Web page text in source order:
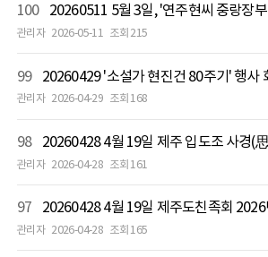
100 20260511 5월 3일, '연주현씨 중랑장부사직공파
관리자 2026-05-11 조회 215
99 20260429 '소설가 현진건 80주기' 행사
관리자 2026-04-29 조회 168
98 20260428 4월 19일 제주 입도조 사경(思敬) 할
관리자 2026-04-28 조회 161
97 20260428 4월 19일 제주도친족회 2026년도 정기총회 개최, 정
관리자 2026-04-28 조회 165